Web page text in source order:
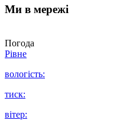
Ми в мережі
Погода
Рівне
вологість:
тиск:
вітер: